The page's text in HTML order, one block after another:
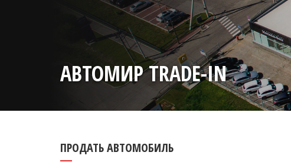
АВТОМИР TRADE-IN
ПРОДАТЬ АВТОМОБИЛЬ